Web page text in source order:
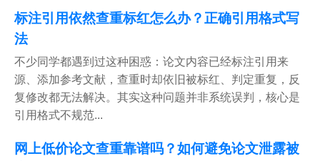
标注引用依然查重标红怎么办？正确引用格式写
法
不少同学都遇到过这种困惑：论文内容已经标注引用来
源、添加参考文献，查重时却依旧被标红、判定重复，反
复修改都无法解决。其实这种问题并非系统误判，核心是
引用格式不规范...
网上低价论文查重靠谱吗？如何避免论文泄露被